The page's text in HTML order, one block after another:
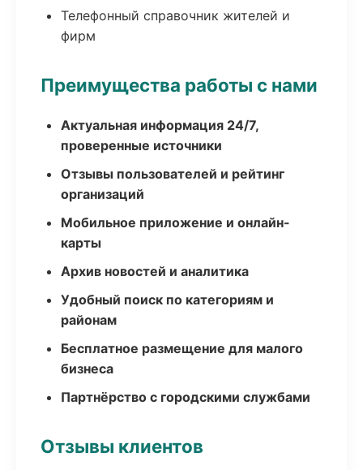
Телефонный справочник жителей и
фирм
Преимущества работы с нами
Актуальная информация 24/7,
проверенные источники
Отзывы пользователей и рейтинг
организаций
Мобильное приложение и онлайн-
карты
Архив новостей и аналитика
Удобный поиск по категориям и
районам
Бесплатное размещение для малого
бизнеса
Партнёрство с городскими службами
Отзывы клиентов